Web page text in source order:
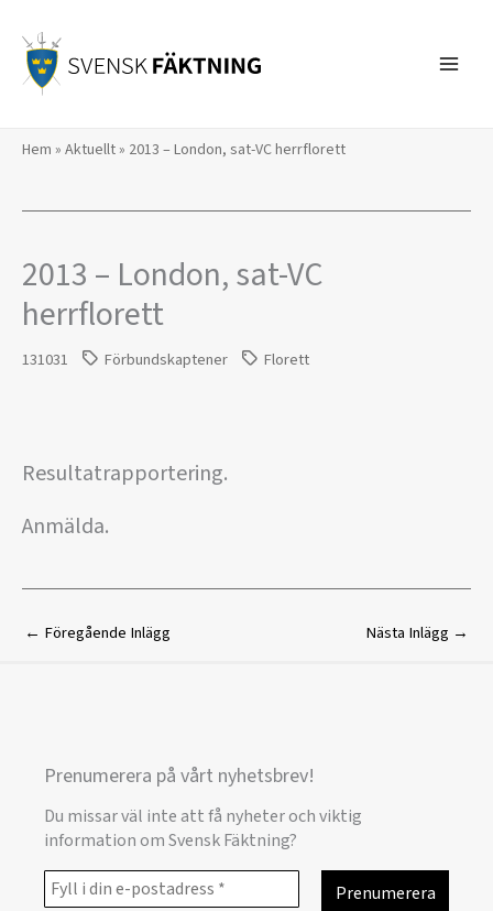
innehåll
Hem » Aktuellt» 2013 – London, sat-VC herrflorett
2013 – London, sat-VC
herrflorett
131031 Förbundskaptener Florett
Resultatrapportering.
Anmälda.
← Föregående Inlägg Nästa Inlägg →
Prenumerera på vårt nyhetsbrev!
Du missar väl inte att få nyheter och viktig
information om Svensk Fäktning?